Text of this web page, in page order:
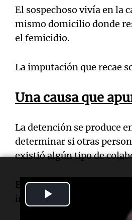
El sospechoso vivía en la
mismo domicilio donde
el femicidio.
La imputación que recae
Una causa que
La detención se produce
determinar si otras
existió algún tipo de
En las últimas semanas,
inmueble de barrio